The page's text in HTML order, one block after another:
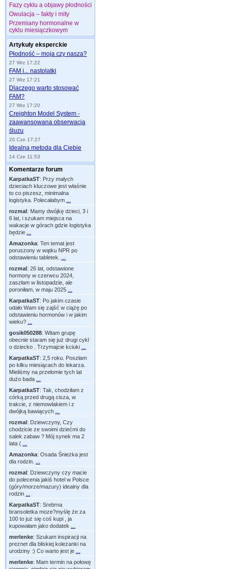
Fazy cyklu a objawy płodności
Owulacja – fakty i mity
Przemiany hormonalne w
cyklu miesiączkowym
Artykuły eksperckie
Płodność – moja czy nasza?
27 Wrz 17:22
FAM i... nastolatki
27 Wrz 17:21
Dlaczego warto stosować
FAM?
27 Wrz 17:20
Creighton Model System -
zaawansowana obserwacja
śluzu
20 Cze 17:27
Idealna metoda dla Ciebie
14 Cze 11:53
Komentarze forum
KarpatkaST: Przy małych
dzieciach kluczowe jest właśnie
to co piszesz, minimalna
logistyka. Polecałabym
rozmal: Mamy dwójkę dzieci, 3 i
6 lat, i szukam miejsca na
wakacje w górach gdzie logistyka
będzie
Amazonka: Ten temat jest
poruszony w wątku NPR po
odstawieniu tabletek.
rozmal: 26 lat, odstawione
hormony w czerwcu 2024,
zaszłam w listopadzie, ale
poroniłam, w maju 2025
KarpatkaST: Po jakim czasie
udało Wam się zajść w ciążę po
odstawieniu hormonów i w jakim
wieku?
gosik050288: Witam grupę
obecnie staram się już drugi cykl
o dziecko . Trzymajcie kciuki
KarpatkaST: 2,5 roku. Poszłam
po kilku miesiącach do lekarza.
Mieliśmy na przełomie tych lat
dużo bada
KarpatkaST: Tak, chodziłam z
córką przed drugą cisza, w
trakcie, z niemowlakiem i z
dwójką bawiących
rozmal: Dziewczyny, Czy
chodzicie ze swoimi dziećmi do
salek zabaw ? Mój synek ma 2
lata (
Amazonka: Osada Śnieżka jest
dla rodzin.
rozmal: Dziewczyny czy macie
do polecenia jakiś hotel w Polsce
(góry/morze/mazury) idealny dla
rodzin
KarpatkaST: Srebrna
bransoletka moze?myślę że za
100 to już się coś kupi , ja
kupowałam jako dodatek
merlenke: Szukam inspiracji na
preznet dla bliskiej koleżanki na
urodziny :) Co warto jest je
merlenke: Mam termin na połowę